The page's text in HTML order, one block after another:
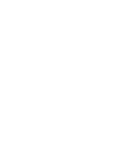
jeden tag